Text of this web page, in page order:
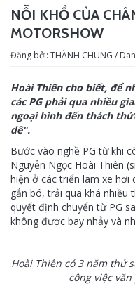
NỖI KHỔ CỦA
MOTORSHOW
Đăng bởi: THÀNH CHUNG /
Hoài Thiên cho biết, để
các PG phải qua nhiều
ngoại hình đến thách
dê".
Bước vào nghề PG từ khi
Nguyễn Ngọc Hoài Thiên
hiện ở các triển lãm xe hơi
gắn bó, trải qua khá nhiều
quyết định chuyển từ PG
không được bay nhảy và
Hoài Thiên có 3 năm thử
công việc văn